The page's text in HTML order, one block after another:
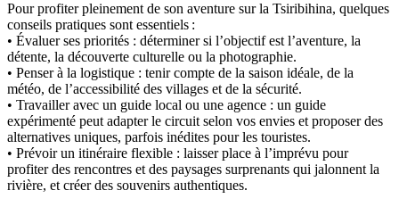
Pour profiter pleinement de son aventure sur la Tsiribihina, quelques
conseils pratiques sont essentiels :
• Évaluer ses priorités : déterminer si l’objectif est l’aventure, la
détente, la découverte culturelle ou la photographie.
• Penser à la logistique : tenir compte de la saison idéale, de la
météo, de l’accessibilité des villages et de la sécurité.
• Travailler avec un guide local ou une agence : un guide
expérimenté peut adapter le circuit selon vos envies et proposer des
alternatives uniques, parfois inédites pour les touristes.
• Prévoir un itinéraire flexible : laisser place à l’imprévu pour
profiter des rencontres et des paysages surprenants qui jalonnent la
rivière, et créer des souvenirs authentiques.